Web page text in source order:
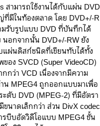
สามารถใช้งานได้กับแผ่น DVD
ที่มีในท้องตลาด โดย DVD+/-R
มรับรูปแบบ DVD ที่บันทึกได้
อกจากนั้น DVD+/-RW ยัง
แผ่นดิสก์ชนิดที่เขียนทับได้ทั้ง
ง SVCD (Super VideoCD)
กว่า VCD เนื่องจากมีความ
น MPEG4 ถูกออกแบบมาเพื่อ
ดับ DVD (MPEG-2) ที่มีอัตรา
ขนาดเล็กกว่า ส่วน DivX codec
รบีบอัดวิดีโอแบบ MPEG4 ขั้น